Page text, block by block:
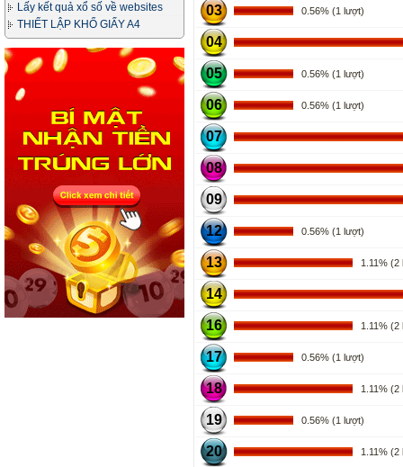
Lấy kết quả xổ số về websites
của bạn
THIẾT LẬP KHỔ GIẤY A4
03 0.56% (1 lượt)
04
05 0.56% (1 lượt)
06 0.56% (1 lượt)
07
08
09
12 0.56% (1 lượt)
13 1.11% (2
14
16 1.11% (2
17 0.56% (1 lượt)
18 1.11% (2
19 0.56% (1 lượt)
20 1.11% (2